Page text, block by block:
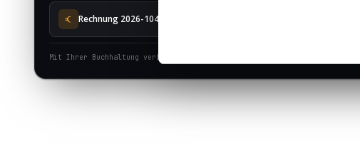
Rechnung 2026-1042 · € 2.100
Mit Ihrer Buchhaltung verbunden ✓